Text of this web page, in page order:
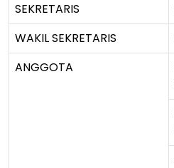
SEKRETARIS
WAKIL SEKRETARIS
ANGGOTA